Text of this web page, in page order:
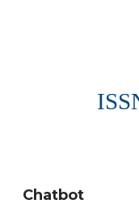
Chatbot